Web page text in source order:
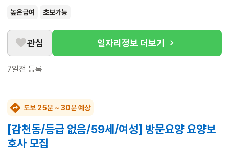
높은급여 초보가능
관심 일자리정보 더보기
7일전 등록
도보 25분 ~ 30분 예상
[감천동/등급 없음/59세/여성] 방문요양 요양보
호사 모집